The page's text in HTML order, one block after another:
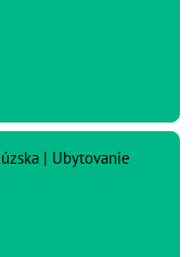
| Ubytovanie